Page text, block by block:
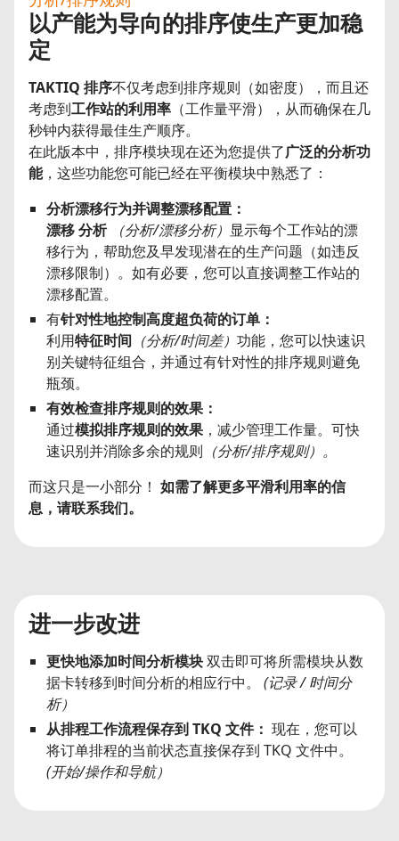
以产能为导向的排序使生产更加稳
定
TAKTIQ 排序不仅考虑到排序规则（如密度），而且还
考虑到工作站的利用率 （工作量平滑），从而确保在几
秒钟内获得最佳生产顺序。
在此版本中，排序模块现在还为您提供了广泛的分析功
能，这些功能您可能已经在平衡模块中熟悉了：
分析漂移行为并调整漂移配置：
漂移分析 （分析/漂移分析） 显示每个工作站的漂
移行为，帮助您及早发现潜在的生产问题（如违反
漂移限制）。如有必要，您可以直接调整工作站的
漂移配置。
有针对性地控制高度超负荷的订单：
利用特征时间 （分析/时间差） 功能，您可以快速识
别关键特征组合，并通过有针对性的排序规则避免
瓶颈。
有效检查排序规则的效果：
通过模拟排序规则的效果 ，减少管理工作量。可快
速识别并消除多余的规则 （分析/排序规则）。
而这只是一小部分！ 如需了解更多平滑利用率的信
息，请联系我们。
进一步改进
更快地添加时间分析模块双击即可将所需模块从数
据卡转移到时间分析的相应行中。
(记录 / 时间分
析）
从排程工作流程保存到 TKQ 文件： 现在，您可以
将订单排程的当前状态直接保存到 TKQ 文件中。
(开始/操作和导航）